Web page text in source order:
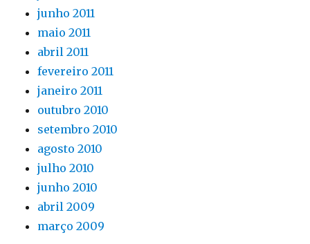
junho 2011
maio 2011
abril 2011
fevereiro 2011
janeiro 2011
outubro 2010
setembro 2010
agosto 2010
julho 2010
junho 2010
abril 2009
março 2009